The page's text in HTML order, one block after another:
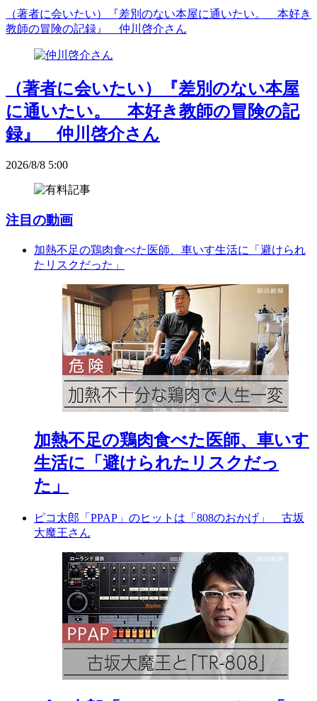
（著者に会いたい）『差別のない本屋に通いたい。 本好き
教師の冒険の記録』 仲川啓介さん
（著者に会いたい）『差別のない本屋
に通いたい。 本好き教師の冒険の記
録』 仲川啓介さん
2026/8/8 5:00
注目の動画
加熱不足の鶏肉食べた医師、車いす生活に「避けられ
たリスクだった」
加熱不足の鶏肉食べた医師、車いす
生活に「避けられたリスクだっ
た」
ピコ太郎「PPAP」のヒットは「808のおかげ」 古坂
大魔王さん